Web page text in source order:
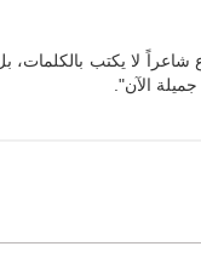
شاعراً لا يكتب
الآن".